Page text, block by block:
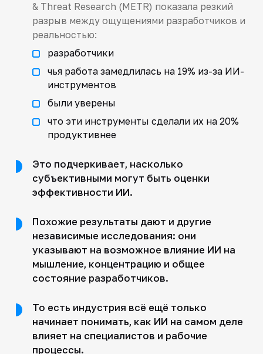
& Threat Research (METR) показала резкий
разрыв между ощущениями разработчиков и
реальностью:
разработчики
чья работа замедлилась на 19% из-за ИИ-
инструментов
были уверены
что эти инструменты сделали их на 20%
продуктивнее
Это подчеркивает, насколько
субъективными могут быть оценки
эффективности ИИ.
Похожие результаты дают и другие
независимые исследования: они
указывают на возможное влияние ИИ на
мышление, концентрацию и общее
состояние разработчиков.
То есть индустрия всё ещё только
начинает понимать, как ИИ на самом деле
влияет на специалистов и рабочие
процессы.